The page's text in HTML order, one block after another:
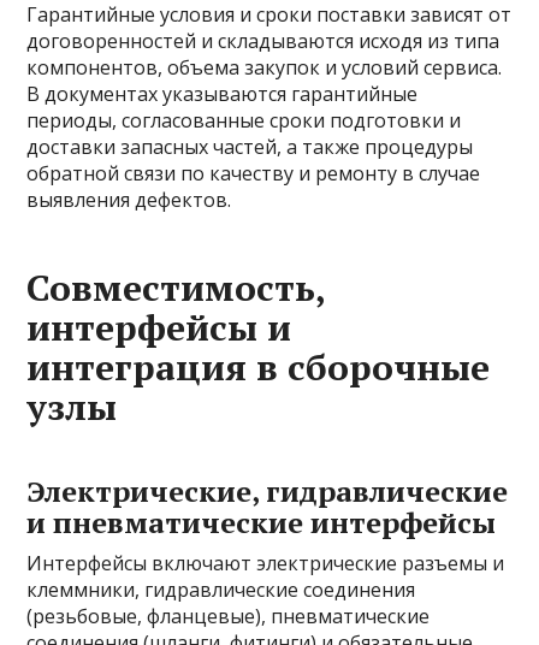
Гарантийные условия и сроки поставки зависят от
договоренностей и складываются исходя из типа
компонентов, объема закупок и условий сервиса.
В документах указываются гарантийные
периоды, согласованные сроки подготовки и
доставки запасных частей, а также процедуры
обратной связи по качеству и ремонту в случае
выявления дефектов.
Совместимость,
интерфейсы и
интеграция в сборочные
узлы
Электрические, гидравлические
и пневматические интерфейсы
Интерфейсы включают электрические разъемы и
клеммники, гидравлические соединения
(резьбовые, фланцевые), пневматические